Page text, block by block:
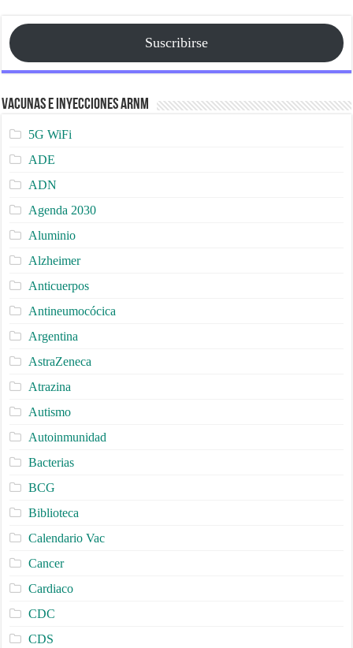
Suscribirse
Vacunas e Inyecciones ARNm
5G WiFi
ADE
ADN
Agenda 2030
Aluminio
Alzheimer
Anticuerpos
Antineumocócica
Argentina
AstraZeneca
Atrazina
Autismo
Autoinmunidad
Bacterias
BCG
Biblioteca
Calendario Vac
Cancer
Cardiaco
CDC
CDS